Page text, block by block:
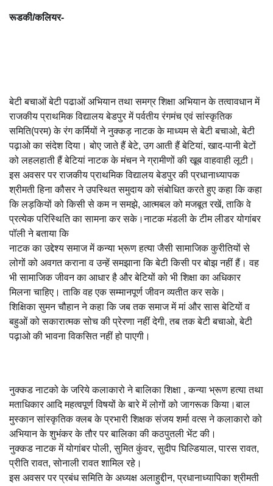
रूडकी/कलियर-
बेटी बचाओं बेटी पढाओं अभियान तथा समग्र शिक्षा अभियान के तत्वावधान में
राजकीय प्राथमिक विद्यालय बेडपुर में पर्वतीय रंगमंच एवं सांस्कृतिक
समिति(परम) के रंग कर्मियों ने नुक्कड़ नाटक के माध्यम से बेटी बचाओ, बेटी
पढ़ाओ का संदेश दिया। बोए जाते हैं बेटे, उग आती हैं बेटियां, खाद-पानी बेटों
को लहलहाती हैं बेटियां नाटक के मंचन ने ग्रामीणों की खूब वाहवाही लूटी।
इस अवसर पर राजकीय प्राथमिक विद्यालय बेडपुर की प्रधानाध्यापक
श्रीमती हिना कौसर ने उपस्थित समुदाय को संबोधित करते हुए कहा कि कहा
कि लड़कियों को किसी से कम न समझे, आत्मबल को मजबूत रखें, ताकि वे
प्रत्येक परिस्थिति का सामना कर सके।नाटक मंडली के टीम लीडर योगांबर
पॉली ने बताया कि
नाटक का उद्देश्य समाज में कन्या भ्रूण हत्या जैसी सामाजिक कुरीतियों से
लोगों को अवगत कराना व उन्हें समझाना कि बेटी किसी पर बोझ नहीं हैं। वह
भी सामाजिक जीवन का आधार है और बेटियों को भी शिक्षा का अधिकार
मिलना चाहिए। ताकि वह एक सम्मानपूर्ण जीवन व्यतीत कर सके।
शिक्षिका सुमन चौहान ने कहा कि जब तक समाज में मां और सास बेटियों व
बहुओं को सकारात्मक सोच की प्रेरणा नहीं देगी, तब तक बेटी बचाओ, बेटी
पढ़ाओ की भावना विकसित नहीं हो पाएगी।
नुक्कड नाटको के जरिये कलाकारो ने बालिका शिक्षा , कन्या भ्रूण हत्या तथा
मताधिकार आदि महत्वपूर्ण विषयों के बारे में लोगों को जागरूक किया।बाल
मुस्कान सांस्कृतिक क्लब के प्रभारी शिक्षक संजय शर्मा वत्स ने कलाकारो को
अभियान के शुभंकर के तौर पर बालिका की कठपुतली भेंट की।
नुक्कड नाटक में योगांबर पोली, सुमित कुंवर, सुदीप घिल्डियाल, पारस रावत,
प्रीति रावत, सोनाली रावत शामिल रहे।
इस अवसर पर प्रबंध समिति के अध्यक्ष अलाहुद्दीन, प्रधानाध्यापिका श्रीमती